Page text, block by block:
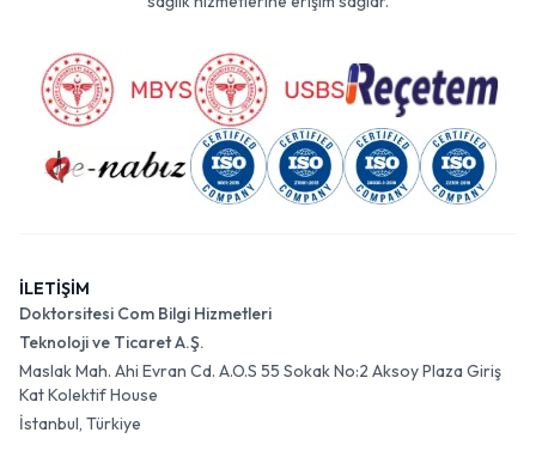
İLETİŞİM
Doktorsitesi Com Bilgi Hizmetleri
Teknoloji ve Ticaret A.Ş.
Maslak Mah. Ahi Evran Cd. A.O.S 55 Sokak No:2 Aksoy Plaza Giriş
Kat Kolektif House
İstanbul, Türkiye